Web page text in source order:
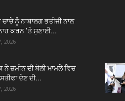
ਚਾਚੇ ਨੂੰ ਨਾਬਾਲਗ ਭਤੀਜੀ ਨਾਲ
ਕਰਨ ‘ਤੇ ਸੁਣਾਈ...
2026
ਨੇ ਜ਼ਮੀਨ ਦੀ ਬੋਲੀ ਮਾਮਲੇ ਵਿਚ
ਦੇਣ ਦੀ...
2026